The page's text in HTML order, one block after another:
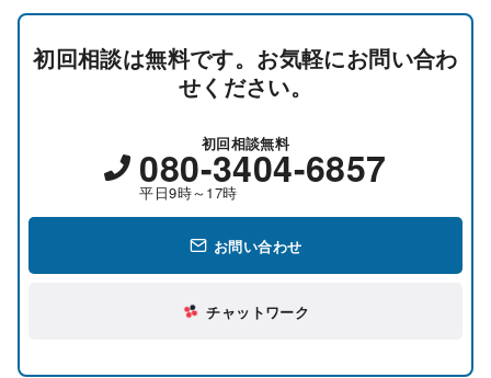
初回相談は無料です。お気軽にお問い合わ
せください。
初回相談無料
080-3404-6857
平日9時～17時
お問い合わせ
チャットワーク